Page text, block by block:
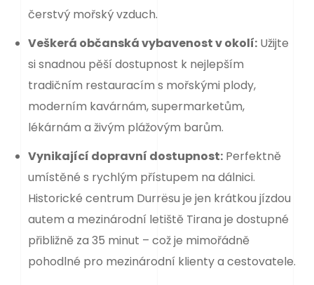
čerstvý mořský vzduch.
Veškerá občanská vybavenost v okolí: Užijte
si snadnou pěší dostupnost k nejlepším
tradičním restauracím s mořskými plody,
moderním kavárnám, supermarketům,
lékárnám a živým plážovým barům.
Vynikající dopravní dostupnost: Perfektně
umístěné s rychlým přístupem na dálnici.
Historické centrum Durrësu je jen krátkou jízdou
autem a mezinárodní letiště Tirana je dostupné
přibližně za 35 minut – což je mimořádně
pohodlné pro mezinárodní klienty a cestovatele.